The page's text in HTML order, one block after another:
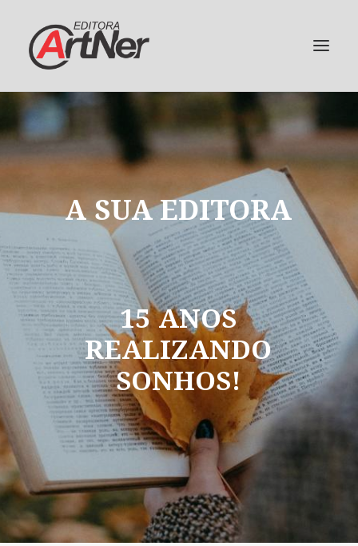
A SUAEDITORA
15 ANOS
REALIZANDO
SONHOS!